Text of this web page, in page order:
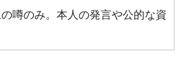
噂のみ。本人の発言や公的な資